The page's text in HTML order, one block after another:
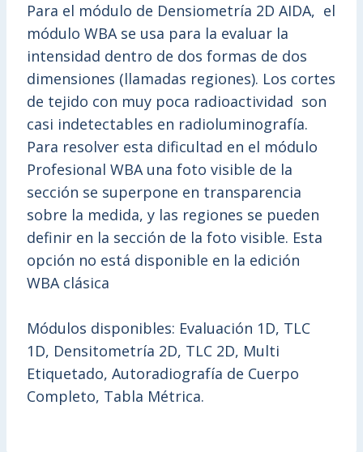
Para el módulo de Densiometría 2D AIDA, el
módulo WBA se usa para la evaluar la
intensidad dentro de dos formas de dos
dimensiones (llamadas regiones). Los cortes
de tejido con muy poca radioactividad son
casi indetectables en radioluminografía.
Para resolver esta dificultad en el módulo
Profesional WBA una foto visible de la
sección se superpone en transparencia
sobre la medida, y las regiones se pueden
definir en la sección de la foto visible. Esta
opción no está disponible en la edición
WBA clásica
Módulos disponibles: Evaluación 1D, TLC
1D, Densitometría 2D, TLC 2D, Multi
Etiquetado, Autoradiografía de Cuerpo
Completo, Tabla Métrica.